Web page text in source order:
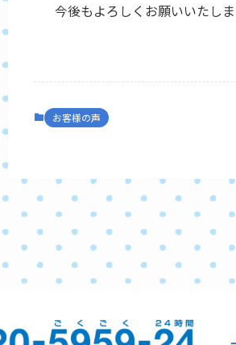
今後もよろしくお願いいたしま
お客様の声